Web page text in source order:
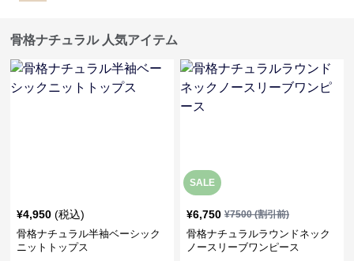
骨格ナチュラル 人気アイテム
¥4,950 (税込)
骨格ナチュラル半袖ベーシック
ニットトップス
SALE
¥6,750 ¥7500(割引前)
骨格ナチュラルラウンドネック
ノースリーブワンピース